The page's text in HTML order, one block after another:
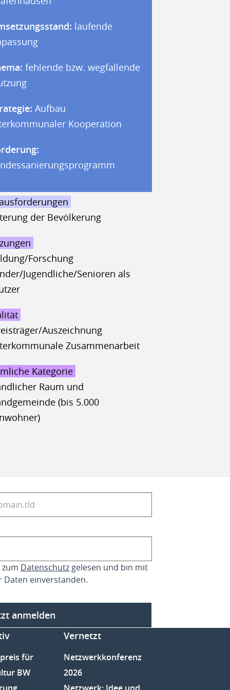
laufende
fehlende bzw. wegfallende
Aufbau
Kooperation
der Bevölkerung
Forschung
Jugendliche/Senioren als
Auszeichnung
Zusammenarbeit
Kategorie
Raum und
(bis 5.000
zum Datenschutz gelesen und bin mit
einverstanden.
anmelden
für
BW
Vernetzt
Netzwerkkonferenz
2026
Netzwerk: Idee und